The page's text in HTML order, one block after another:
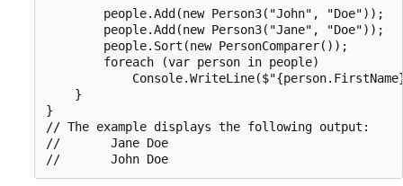
        people.Add(new Person3("John", "Doe"));
        people.Add(new Person3("Jane", "Doe"));
        people.Sort(new PersonComparer());
        foreach (var person in people)
    }
}
// The example displays the following output:
//       Jane Doe